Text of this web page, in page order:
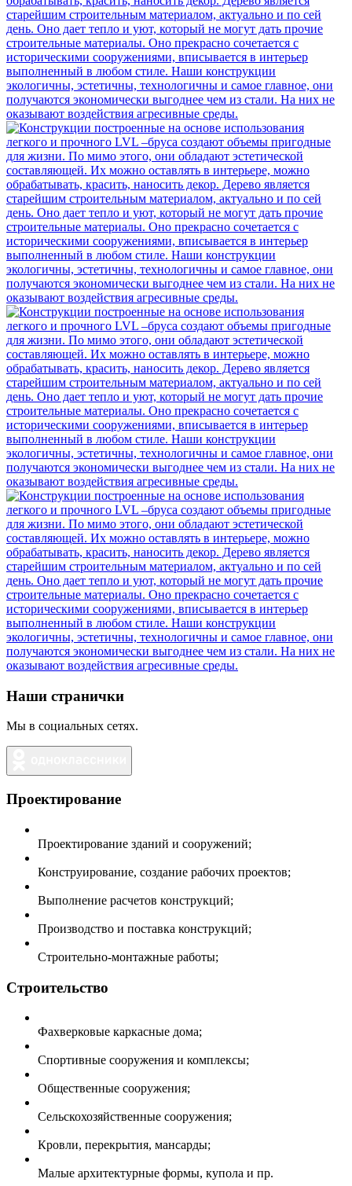
Наши странички
Мы в социальных сетях.
Проектирование
Проектирование зданий и сооружений;
Конструирование, создание рабочих проектов;
Выполнение расчетов конструкций;
Производство и поставка конструкций;
Строительно-монтажные работы;
Строительство
Фахверковые каркасные дома;
Спортивные сооружения и комплексы;
Общественные сооружения;
Сельскохозяйственные сооружения;
Кровли, перекрытия, мансарды;
Малые архитектурные формы, купола и пр.